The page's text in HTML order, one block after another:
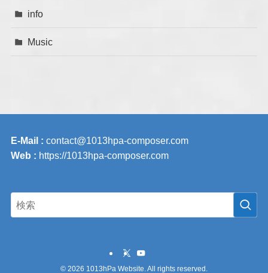
info
Music
E-Mail : contact@1013hpa-composer.com
Web : https://1013hpa-composer.com
© 2026 1013hPa Website. All rights reserved.